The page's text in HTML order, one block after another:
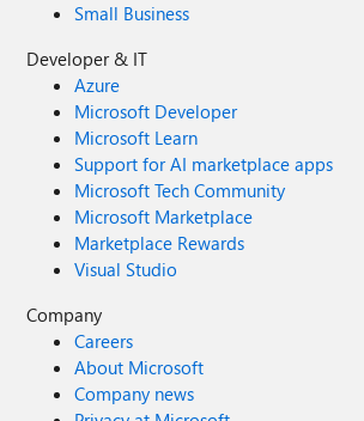
Small Business
Developer & IT
Azure
Microsoft Developer
Microsoft Learn
Support for AI marketplace apps
Microsoft Tech Community
Microsoft Marketplace
Marketplace Rewards
Visual Studio
Company
Careers
About Microsoft
Company news